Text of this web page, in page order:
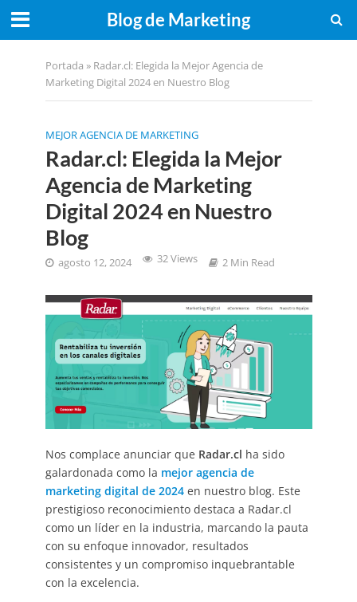
Blog de Marketing
Portada » Radar.cl: Elegida la Mejor Agencia de
Marketing Digital 2024 en Nuestro Blog
MEJOR AGENCIA DE MARKETING
Radar.cl: Elegida la Mejor
Agencia de Marketing
Digital 2024 en Nuestro
Blog
agosto 12, 2024 32 Views 2 Min Read
Nos complace anunciar que Radar.cl ha sido
galardonada como la mejor agencia de
marketing digital de 2024en nuestro blog. Este
prestigioso reconocimiento destaca a Radar.cl
como un líder en la industria, marcando la pauta
con su enfoque innovador, resultados
consistentes y un compromiso inquebrantable
con la excelencia.